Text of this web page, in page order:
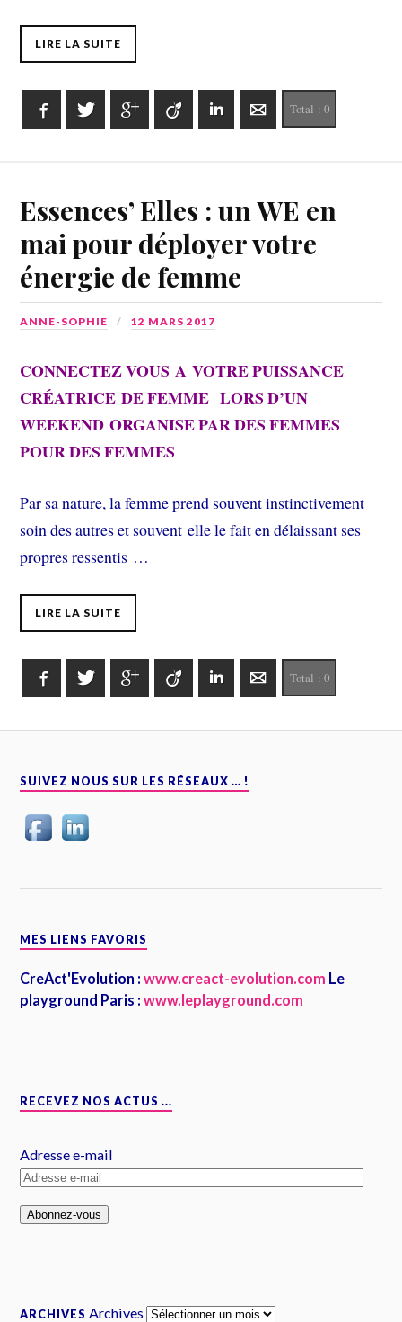
LIRE LA SUITE
FacebookTwitter Google+ Viadeo LinkedInE-mailTotal : 0
Essences’ Elles : un WE en
mai pour déployer votre
énergie de femme
ANNE-SOPHIE 12 MARS 2017
CONNECTEZ VOUS A VOTRE PUISSANCE
CRÉATRICE DE FEMME LORS D’UN
WEEKEND ORGANISE PAR DES FEMMES
POUR DES FEMMES
Par sa nature, la femme prend souvent instinctivement
soin des autres et souvent elle le fait en délaissant ses
propres ressentis …
LIRE LA SUITE
FacebookTwitter Google+ Viadeo LinkedInE-mailTotal : 0
SUIVEZ NOUS SUR LES RÉSEAUX … !
MES LIENS FAVORIS
CreAct'Evolution : www.creact-evolution.com Le
playground Paris : www.leplayground.com
RECEVEZ NOS ACTUS ...
Adresse e-mail
ARCHIVES Archives